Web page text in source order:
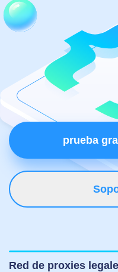
prueba
Red de proxies